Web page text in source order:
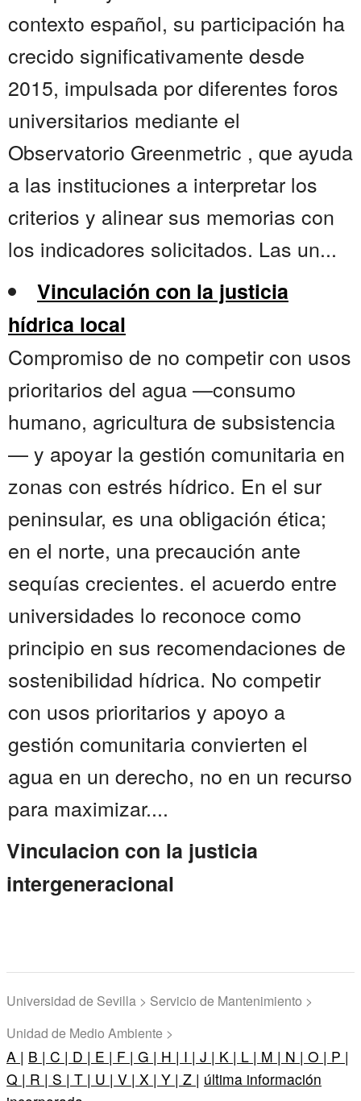
contexto español, su participación ha
crecido significativamente desde
2015, impulsada por diferentes foros
universitarios mediante el
Observatorio Greenmetric , que ayuda
a las instituciones a interpretar los
criterios y alinear sus memorias con
los indicadores solicitados. Las un...
Vinculación con la justicia
hídrica local
Compromiso de no competir con usos
prioritarios del agua —consumo
humano, agricultura de subsistencia
— y apoyar la gestión comunitaria en
zonas con estrés hídrico. En el sur
peninsular, es una obligación ética;
en el norte, una precaución ante
sequías crecientes. el acuerdo entre
universidades lo reconoce como
principio en sus recomendaciones de
sostenibilidad hídrica. No competir
con usos prioritarios y apoyo a
gestión comunitaria convierten el
agua en un derecho, no en un recurso
para maximizar....
Vinculacion con la justicia
intergeneracional
Universidad de Sevilla > Servicio de Mantenimiento >
Unidad de Medio Ambiente >
A | B | C | D | E | F | G | H | I | J | K | L | M | N | O | P |
Q | R | S | T | U | V | X | Y | Z | última información